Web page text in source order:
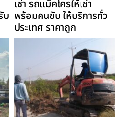
บ
เช่า รถแม็คโครให้เช่า
พร้อมคนขับ ให้บริการทั่ว
ประเทศ ราคาถูก